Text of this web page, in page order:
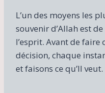
L’un des moyens les
souvenir d’Allah est
l’esprit. Avant de faire
décision, chaque
et faisons ce qu’Il veut.